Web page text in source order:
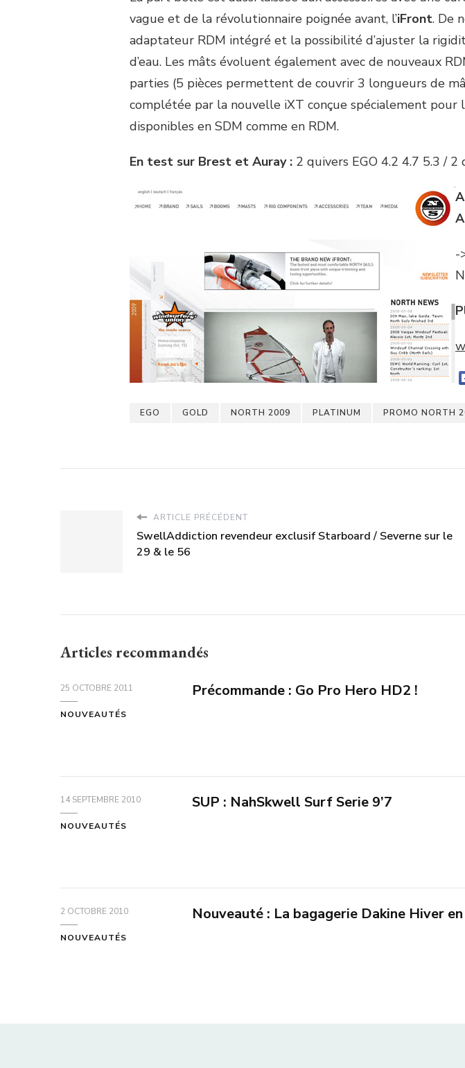
vague et de la révolutionnaire poignée avant, l’iFront. De
adaptateur RDM intégré et la possibilité d’ajuster la
d’eau. Les mâts évoluent également avec de nouveaux
parties (5 pièces permettent de couvrir 3 longueurs de
complétée par la nouvelle iXT conçue spécialement pour
disponibles en SDM comme en RDM.
En test sur Brest et Auray : 2 quivers EGO 4.2 4.7 5.3 /
-
EGO GOLD NORTH 2009 PLATINUM PROMO NORTH
ARTICLE PRÉCÉDENT
SwellAddiction revendeur exclusif Starboard / Severne sur le
29 & le 56
Articles recommandés
25 OCTOBRE 2011
NOUVEAUTÉS
Précommande : Go Pro Hero HD2 !
14 SEPTEMBRE 2010
NOUVEAUTÉS
SUP : NahSkwell Surf Serie 9’7
2 OCTOBRE 2010
NOUVEAUTÉS
Nouveauté : La bagagerie Dakine Hiver